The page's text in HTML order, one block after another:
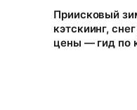
Приисковый
кэтскиинг,
цены — гид по